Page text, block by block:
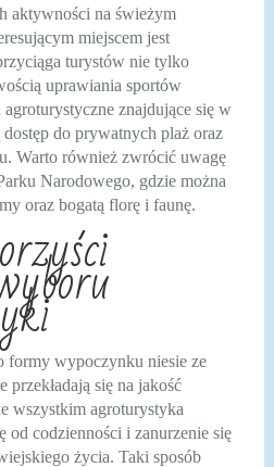
aktywności na świeżym
miejscem jest
turystów nie tylko
uprawiania sportów
znajdujące się w
do prywatnych plaż oraz
Warto również zwrócić uwagę
Narodowego, gdzie można
oraz bogatą florę i faunę.
formy wypoczynku niesie ze
się na jakość
wszystkim agroturystyka
od codzienności i zanurzenie się
życia. Taki sposób